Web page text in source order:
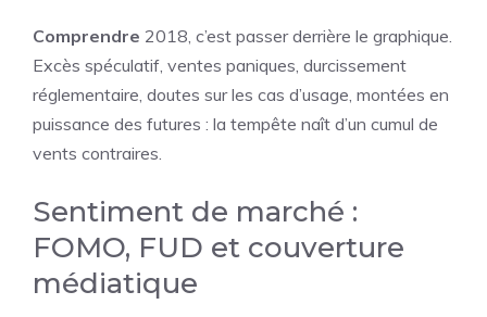
Comprendre 2018, c’est passer derrière le graphique.
Excès spéculatif, ventes paniques, durcissement
réglementaire, doutes sur les cas d’usage, montées en
puissance des futures : la tempête naît d’un cumul de
vents contraires.
Sentiment de marché :
FOMO, FUD et couverture
médiatique